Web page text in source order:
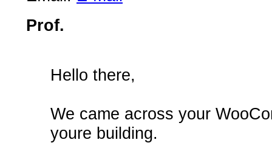
Prof.
Hello there,
We came across your
youre building.